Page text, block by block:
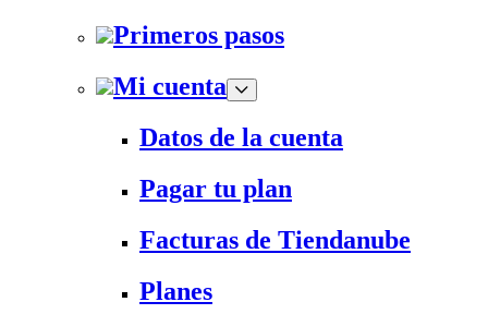
Primeros pasos
Mi cuenta
Datos de la cuenta
Pagar tu plan
Facturas de Tiendanube
Planes